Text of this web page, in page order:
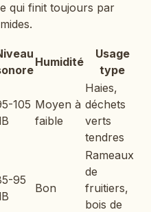
qui finit toujours par
Humidité
Usage
type
105 Moyen à
faible
Haies,
déchets
verts
tendres
95
Bon
Rameaux
de
fruitiers,
bois de